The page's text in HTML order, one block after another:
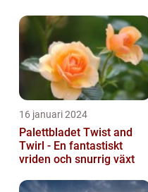
16 januari 2024
Palettbladet Twist and
Twirl - En fantastiskt
vriden och snurrig växt